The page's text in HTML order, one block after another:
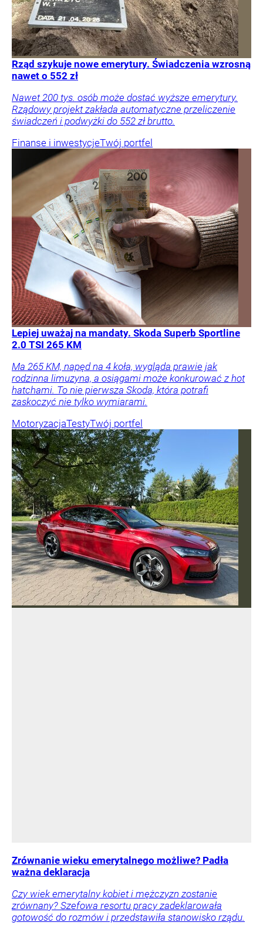
Rząd szykuje nowe emerytury. Świadczenia wzrosną
nawet o 552 zł
Nawet 200 tys. osób może dostać wyższe emerytury.
Rządowy projekt zakłada automatyczne przeliczenie
świadczeń i podwyżki do 552 zł brutto.
Finanse i inwestycjeTwój portfel
Lepiej uważaj na mandaty. Skoda Superb Sportline
2.0 TSI 265 KM
Ma 265 KM, napęd na 4 koła, wygląda prawie jak
rodzinna limuzyna, a osiągami może konkurować z hot
hatchami. To nie pierwsza Skoda, która potrafi
zaskoczyć nie tylko wymiarami.
MotoryzacjaTestyTwój portfel
Zrównanie wieku emerytalnego możliwe? Padła
ważna deklaracja
Czy wiek emerytalny kobiet i mężczyzn zostanie
zrównany? Szefowa resortu pracy zadeklarowała
gotowość do rozmów i przedstawiła stanowisko rządu.